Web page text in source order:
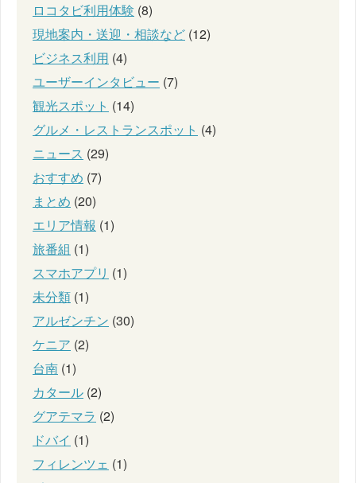
ロコタビ利用体験 (8)
現地案内・送迎・相談など (12)
ビジネス利用 (4)
ユーザーインタビュー (7)
観光スポット (14)
グルメ・レストランスポット (4)
ニュース (29)
おすすめ (7)
まとめ (20)
エリア情報 (1)
旅番組 (1)
スマホアプリ (1)
未分類 (1)
アルゼンチン (30)
ケニア (2)
台南 (1)
カタール (2)
グアテマラ (2)
ドバイ (1)
フィレンツェ (1)